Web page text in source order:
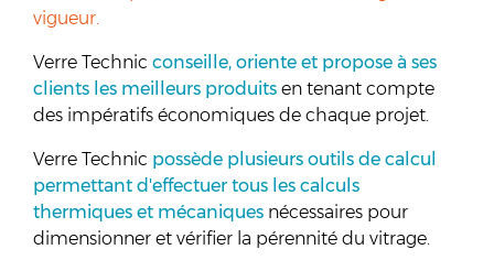
vigueur.
Verre Technic conseille, oriente et propose à ses
clients les meilleurs produits en tenant compte
des impératifs économiques de chaque projet.
Verre Technic possède plusieurs outils de calcul
permettant d'effectuer tous les calculs
thermiques et mécaniques nécessaires pour
dimensionner et vérifier la pérennité du vitrage.